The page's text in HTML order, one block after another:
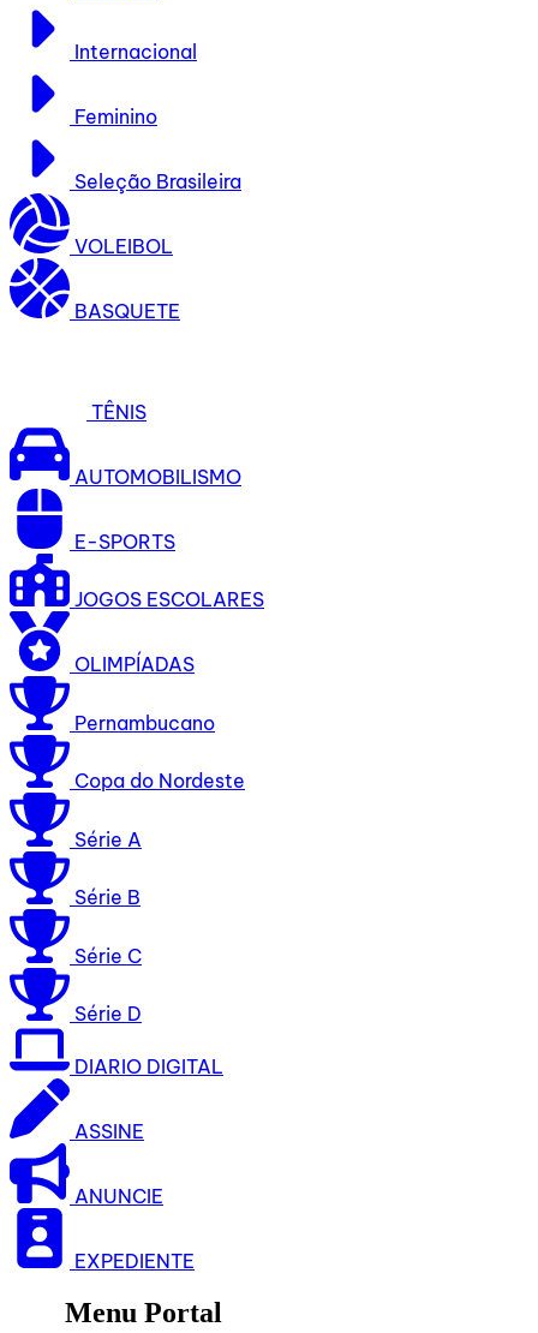
Internacional
Feminino
Seleção Brasileira
VOLEIBOL
BASQUETE
TÊNIS
AUTOMOBILISMO
E-SPORTS
JOGOS ESCOLARES
OLIMPÍADAS
Pernambucano
Copa do Nordeste
Série A
Série B
Série C
Série D
DIARIO DIGITAL
ASSINE
ANUNCIE
EXPEDIENTE
Menu Portal